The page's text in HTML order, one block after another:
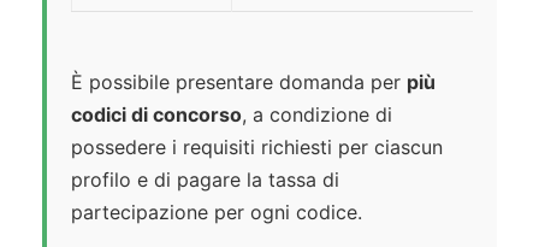
È possibile presentare domanda per più
codici di concorso, a condizione di
possedere i requisiti richiesti per ciascun
profilo e di pagare la tassa di
partecipazione per ogni codice.